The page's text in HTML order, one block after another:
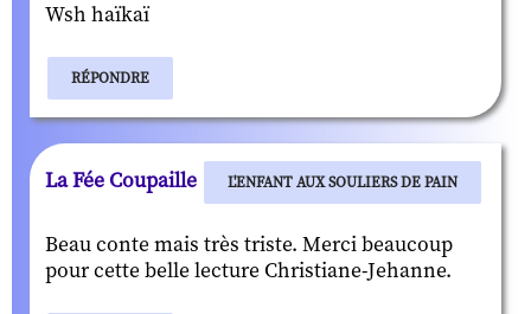
Wsh haïkaï
RÉPONDRE
La Fée Coupaille L'ENFANT AUX SOULIERS DE PAIN
Beau conte mais très triste. Merci beaucoup
pour cette belle lecture Christiane-Jehanne.